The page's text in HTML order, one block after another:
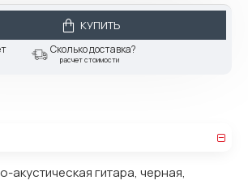
КУПИТЬ
Сколько доставка?
расчет стоимости
акустическая гитара, черная,